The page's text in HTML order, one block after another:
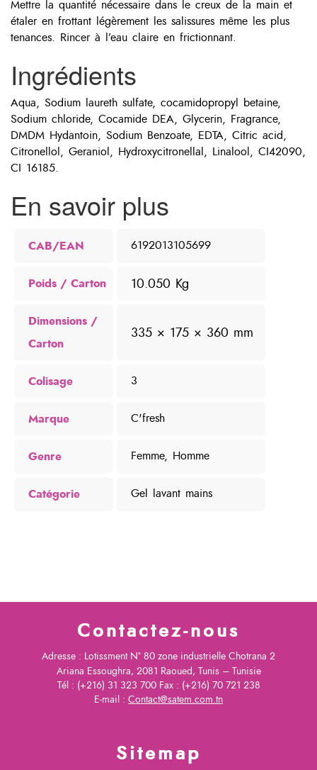
Mettre la quantité nécessaire dans le creux de la main et
étaler en frottant légèrement les salissures même les plus
tenances. Rincer à l’eau claire en frictionnant.
Ingrédients
Aqua, Sodium laureth sulfate, cocamidopropyl betaine,
Sodium chloride, Cocamide DEA, Glycerin, Fragrance,
DMDM Hydantoin, Sodium Benzoate, EDTA, Citric acid,
Citronellol, Geraniol, Hydroxycitronellal, Linalool, CI42090,
CI 16185.
En savoir plus
CAB/EAN 6192013105699
Poids 10.050 Kg
Dimensions
335 × 175 × 360 mm
Colisage 3
Marque C'fresh
Genre Femme, Homme
Catégorie Gel lavant mains
Contactez-nous
Adresse : Lotissment N° 80 zone industrielle Chotrana 2
Ariana Essoughra, 2081 Raoued, Tunis – Tunisie
Tél : (+216) 31 323 700 Fax : (+216) 70 721 238
E-mail : Contact@satem.com.tn
Sitemap